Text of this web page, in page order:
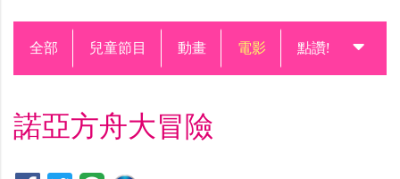
全部 兒童節目 動畫 電影 點讚!升級中
諾亞方舟大冒險